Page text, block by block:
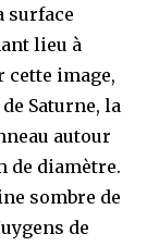
surface
lieu à
image,
Saturne, la
autour
de diamètre.
sombre de
de